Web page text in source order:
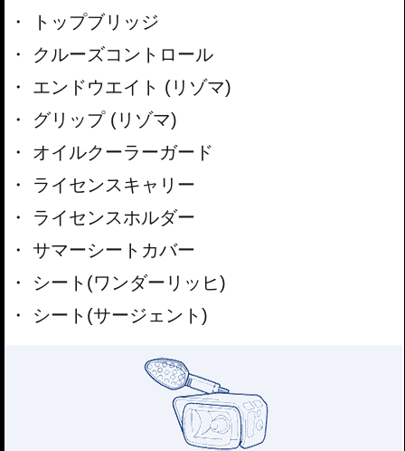
トップブリッジ
クルーズコントロール
エンドウエイト (リゾマ)
グリップ (リゾマ)
オイルクーラーガード
ライセンスキャリー
ライセンスホルダー
サマーシートカバー
シート(ワンダーリッヒ)
シート(サージェント)